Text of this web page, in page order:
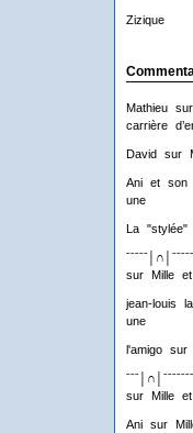
Zizique
Mathieusur
carrière
David sur
Ani et son
une
La "stylée"
sur
Mille
jean-louis
une
l'amigosur
sur
Mille
Anisur